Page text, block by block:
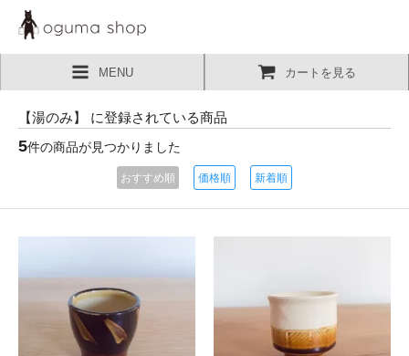
MENU カートを見る
【湯のみ】 に登録されている商品
5件の商品が見つかりました
おすすめ順 価格順 新着順